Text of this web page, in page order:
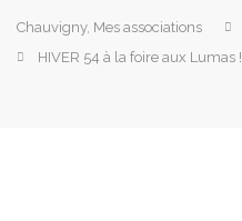
Chauvigny, Mes associations
HIVER 54 à la foire aux Lumas !